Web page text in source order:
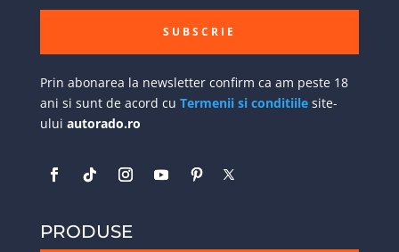
SUBSCRIE
Prin abonarea la newsletter confirm ca am peste 18
ani si sunt de acord cu Termenii si conditiilesite-
ului autorado.ro
PRODUSE